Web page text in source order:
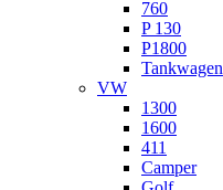
760
P 130
P1800
Tankwagen
VW
1300
1600
411
Camper